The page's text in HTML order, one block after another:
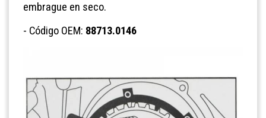
embrague en seco.
- Código OEM: 88713.0146